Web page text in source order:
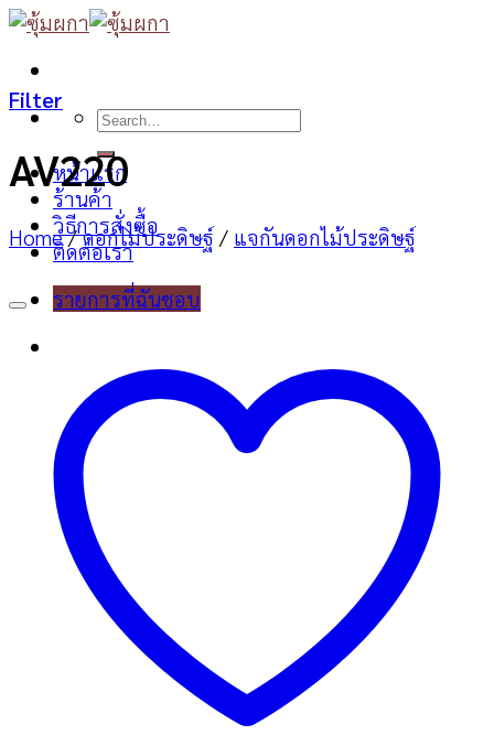
Skip
content
Search
หน้าแรก
ร้านค้า
วิธีการสั่งซื้อ
ติดต่อเรา
รายการที่ฉันชอบ
Filter
AV220
Home / ดอกไม้ประดิษฐ์ / แจกันดอกไม้ประดิษฐ์